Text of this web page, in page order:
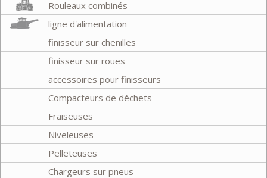
Rouleaux combinés
ligne d'alimentation
finisseur sur chenilles
finisseur sur roues
accessoires pour finisseurs
Compacteurs de déchets
Fraiseuses
Niveleuses
Pelleteuses
Chargeurs sur pneus